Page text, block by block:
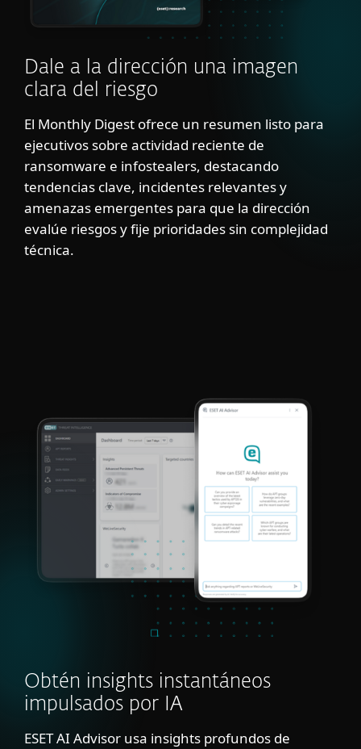
Dale a la dirección una imagen
clara del riesgo
El Monthly Digest ofrece un resumen listo para
ejecutivos sobre actividad reciente de
ransomware e infostealers, destacando
tendencias clave, incidentes relevantes y
amenazas emergentes para que la dirección
evalúe riesgos y fije prioridades sin complejidad
técnica.
Obtén insights instantáneos
impulsados por IA
ESET AI Advisor usa insights profundos de